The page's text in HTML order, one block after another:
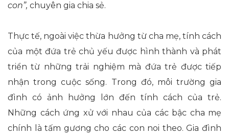
con”, chuyên gia chia sẻ.
Thực tế, ngoài việc thừa hưởng từ cha mẹ, tính cách
của một đứa trẻ chủ yếu được hình thành và phát
triển từ những trải nghiệm mà đứa trẻ được tiếp
nhận trong cuộc sống. Trong đó, môi trường gia
đình có ảnh hưởng lớn đến tính cách của trẻ.
Những cách ứng xử với nhau của các bậc cha mẹ
chính là tấm gương cho các con noi theo. Gia đình